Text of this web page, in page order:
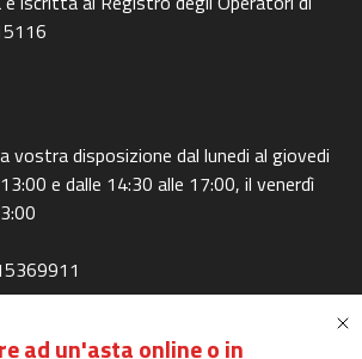
vostra disposizione dal lunedi al giovedi
e dalle 14:30 alle 17:00, il venerdì
Cookie Policy
ad un'asta online o in